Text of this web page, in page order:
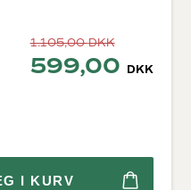
1.105,00DKK
599,00 DKK
I KURV